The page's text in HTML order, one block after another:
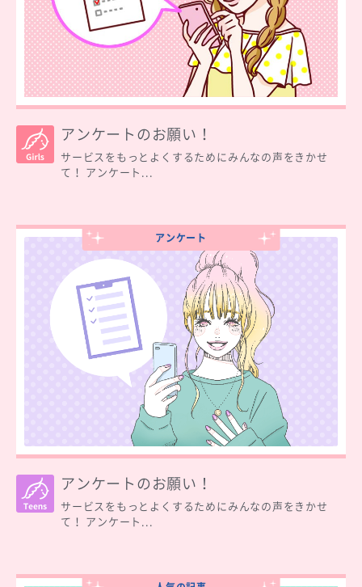
アンケートのお願い！
サービスをもっとよくするためにみんなの声をきかせ
て！ アンケート...
アンケート
アンケートのお願い！
サービスをもっとよくするためにみんなの声をきかせ
て！ アンケート...